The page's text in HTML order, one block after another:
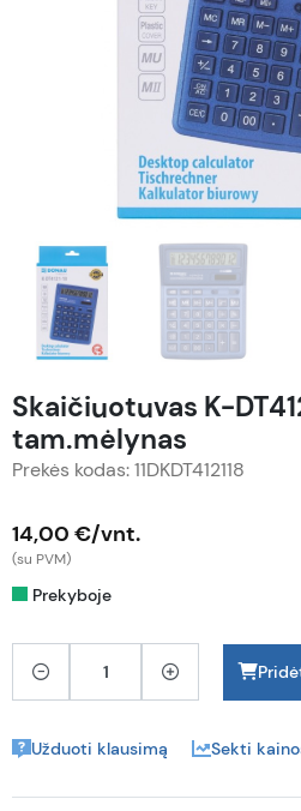
Skaičiuotuvas K-
tam.mėlynas
Prekės kodas: 11DKDT412118
14,00 €/vnt.
(su PVM)
Prekyboje
Užduoti klausimą Sekti